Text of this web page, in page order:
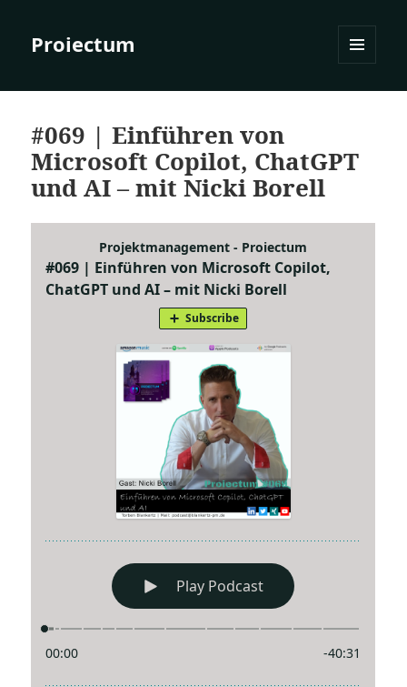
Proiectum
#069 | Einführen von
Microsoft Copilot, ChatGPT
und AI – mit Nicki Borell